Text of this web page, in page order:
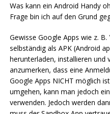
Was kann ein Android Handy
Frage bin ich auf den Grund
Gewisse Google Apps wie z.
selbständig als APK (Android
herunterladen, installieren und
anzumerken, dass eine
Google Apps NICHT möglich
umgehen, kann man jedoch
verwenden. Jedoch werden